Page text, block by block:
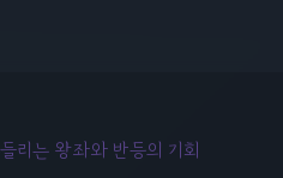
리는 왕좌와 반등의 기회